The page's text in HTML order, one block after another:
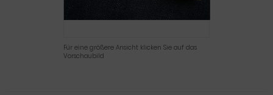
Für eine größere Ansicht klicken Sie auf das
Vorschaubild